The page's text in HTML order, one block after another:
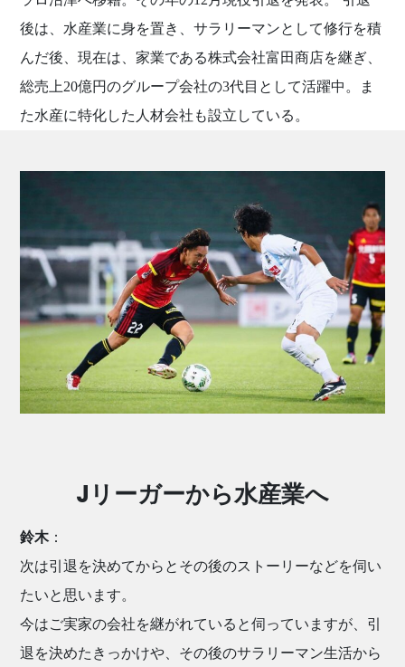
後は、水産業に身を置き、サラリーマンとして修行を積
んだ後、現在は、家業である株式会社富田商店を継ぎ、
総売上20億円のグループ会社の3代目として活躍中。ま
た水産に特化した人材会社も設立している。
Jリーガーから水産業へ
鈴木：
次は引退を決めてからとその後のストーリーなどを伺い
たいと思います。
今はご実家の会社を継がれていると伺っていますが、引
退を決めたきっかけや、その後のサラリーマン生活から